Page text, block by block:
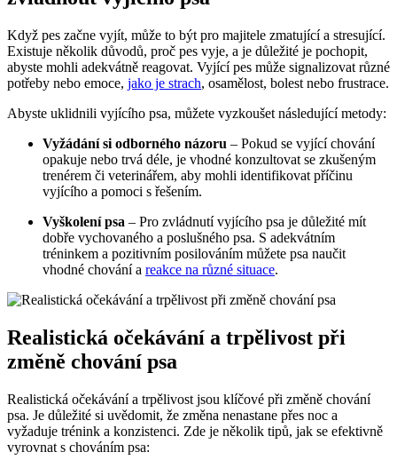
Když pes začne vyjít, může to být pro majitele zmatující a stresující.
Existuje několik důvodů, proč pes vyje, a je důležité je pochopit,
abyste mohli adekvátně reagovat. Vyjící pes může signalizovat různé
potřeby nebo emoce, jako je strach, osamělost, bolest nebo frustrace.
Abyste uklidnili vyjícího psa, můžete vyzkoušet následující metody:
Vyžádání si odborného názoru – Pokud se vyjící chování
opakuje nebo trvá déle, je vhodné konzultovat se zkušeným
trenérem či veterinářem, aby mohli identifikovat příčinu
vyjícího a pomoci s řešením.
Vyškolení psa – Pro zvládnutí vyjícího psa je důležité mít
dobře vychovaného a poslušného psa. S adekvátním
tréninkem a pozitivním posilováním můžete psa naučit
vhodné chování a reakce na různé situace.
Realistická očekávání a trpělivost při
změně chování psa
Realistická očekávání a trpělivost jsou klíčové při změně chování
psa. Je důležité si uvědomit, že změna nenastane přes noc a
vyžaduje trénink a konzistenci. Zde je několik tipů, jak se efektivně
vyrovnat s chováním psa: